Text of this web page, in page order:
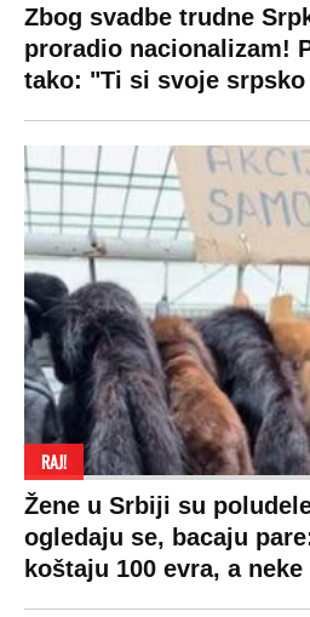
Za posnu slavsku trpezu
izdvojiti ozbiljnu sumu
plata ode na svega 20
VESTI
Politika
Društvo
Hronika
Ekonomija
Beograd
Zasadi drvo
Kosovo
Sudbine
SHOWBIZ
Rijaliti
Zvezde
Holivud
Kviz
LIFESTYLE
Život
Stil
Zdravlje
SVET
Planeta
Globalno
Hrvatska
BiH